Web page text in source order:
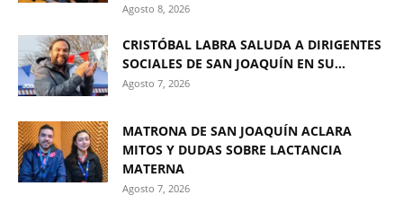
Agosto 8, 2026
CRISTÓBAL LABRA SALUDA A DIRIGENTES
SOCIALES DE SAN JOAQUÍN EN SU...
Agosto 7, 2026
MATRONA DE SAN JOAQUÍN ACLARA
MITOS Y DUDAS SOBRE LACTANCIA
MATERNA
Agosto 7, 2026